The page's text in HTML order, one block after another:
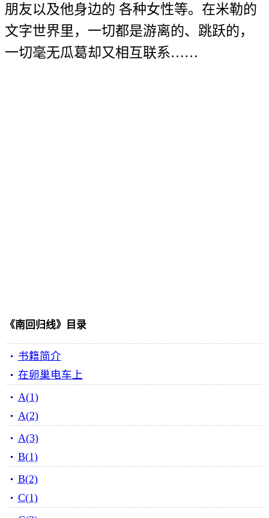
朋友以及他身边的 各种女性等。在米勒的
文字世界里，一切都是游离的、跳跃的，
一切毫无瓜葛却又相互联系……
《南回归线》目录
书籍简介
在卵巢电车上
A(1)
A(2)
A(3)
B(1)
B(2)
C(1)